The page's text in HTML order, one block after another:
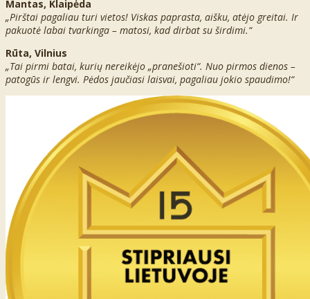
Mantas, Klaipėda
„Pirštai pagaliau turi vietos! Viskas paprasta, aišku, atėjo greitai. Ir
pakuotė labai tvarkinga – matosi, kad dirbat su širdimi.“
Rūta, Vilnius
„Tai pirmi batai, kurių nereikėjo „pranešioti“. Nuo pirmos dienos –
patogūs ir lengvi. Pėdos jaučiasi laisvai, pagaliau jokio spaudimo!“